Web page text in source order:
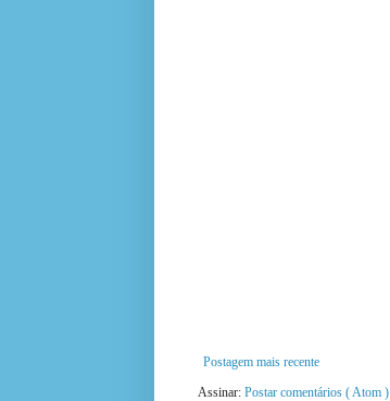
Postagem mais recente
Assinar: Postar comentários ( Atom )